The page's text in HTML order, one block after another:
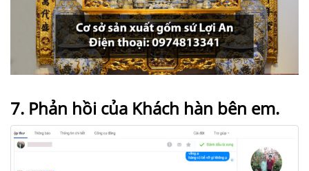
7. Phản hồi của Khách hàn bên em.